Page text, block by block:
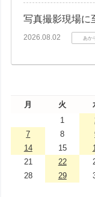
写真撮影現場に
2026.08.02 あか
月 火
1
7
8
14
15
21
22
28
29